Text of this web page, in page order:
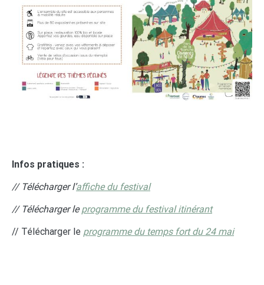
Infos pratiques :
// Télécharger l’affiche du festival
// Télécharger leprogramme du festival itinérant
// Télécharger le programme du temps fort du 24 mai